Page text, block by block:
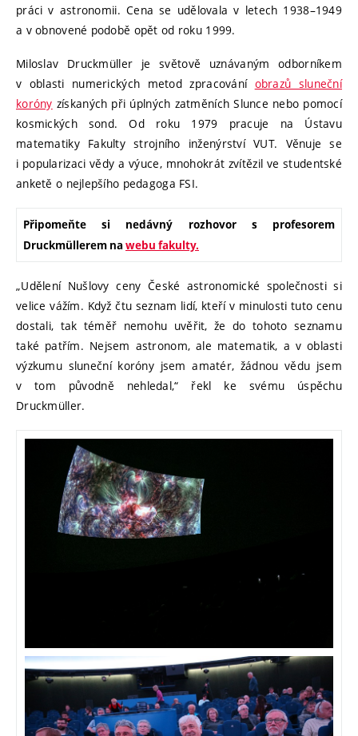
práci v astronomii. Cena se udělovala v letech 1938–1949
a v obnovené podobě opět od roku 1999.
Miloslav Druckmüller je světově uznávaným odborníkem
v oblasti numerických metod zpracování obrazů sluneční
koróny získaných při úplných zatměních Slunce nebo pomocí
kosmických sond. Od roku 1979 pracuje na Ústavu
matematiky Fakulty strojního inženýrství VUT. Věnuje se
i popularizaci vědy a výuce, mnohokrát zvítězil ve studentské
anketě o nejlepšího pedagoga FSI.
Připomeňte si nedávný rozhovor s profesorem
Druckmüllerem nawebu fakulty.
„Udělení Nušlovy ceny České astronomické společnosti si
velice vážím. Když čtu seznam lidí, kteří v minulosti tuto cenu
dostali, tak téměř nemohu uvěřit, že do tohoto seznamu
také patřím. Nejsem astronom, ale matematik, a v oblasti
výzkumu sluneční koróny jsem amatér, žádnou vědu jsem
v tom původně nehledal,“ řekl ke svému úspěchu
Druckmüller.